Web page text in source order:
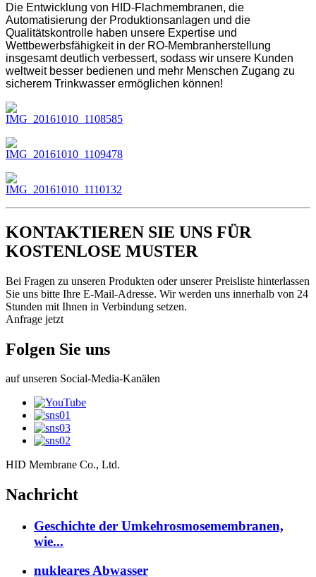
Die Entwicklung von HID-Flachmembranen, die
Automatisierung der Produktionsanlagen und die
Qualitätskontrolle haben unsere Expertise und
Wettbewerbsfähigkeit in der RO-Membranherstellung
insgesamt deutlich verbessert, sodass wir unsere Kunden
weltweit besser bedienen und mehr Menschen Zugang zu
sicherem Trinkwasser ermöglichen können!
KONTAKTIEREN SIE UNS FÜR
KOSTENLOSE MUSTER
Bei Fragen zu unseren Produkten oder unserer Preisliste hinterlassen
Sie uns bitte Ihre E-Mail-Adresse. Wir werden uns innerhalb von 24
Stunden mit Ihnen in Verbindung setzen.
Anfrage jetzt
Folgen Sie uns
auf unseren Social-Media-Kanälen
HID Membrane Co., Ltd.
Nachricht
Geschichte der Umkehrosmosemembranen,
wie...
nukleares Abwasser